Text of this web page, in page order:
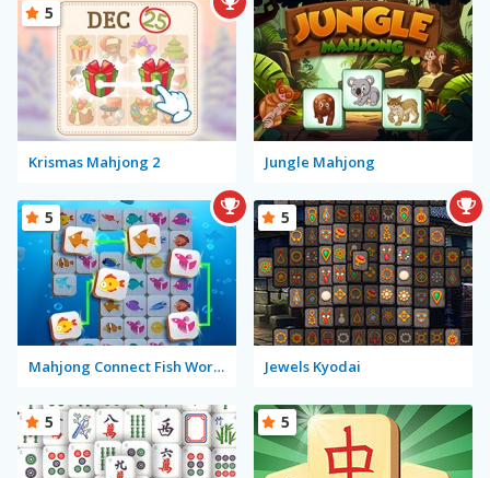
Krismas Mahjong 2
5
Jungle Mahjong
Mahjong Connect Fish World
5
Jewels Kyodai
5
5 5